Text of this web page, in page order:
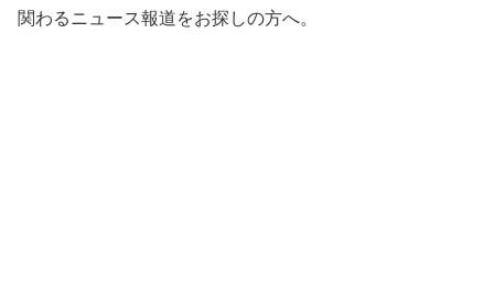
関わるニュース報道をお探しの方へ。